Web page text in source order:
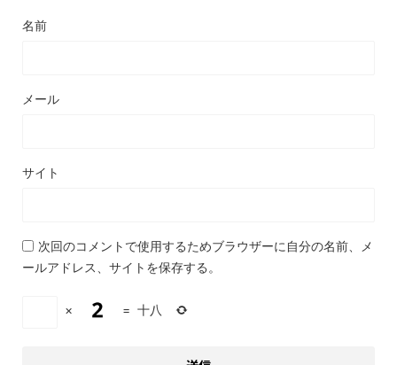
名前
メール
サイト
次回のコメントで使用するためブラウザーに自分の名前、メ
ールアドレス、サイトを保存する。
× = 十八